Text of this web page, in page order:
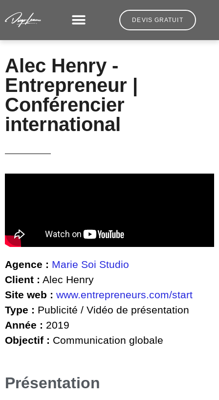
DEVIS GRATUIT
Alec Henry -
Entrepreneur |
Conférencier
international
Agence : Marie Soi Studio
Client : Alec Henry
Site web : www.entrepreneurs.com/start
Type : Publicité / Vidéo de présentation
Année : 2019
Objectif : Communication globale
Présentation